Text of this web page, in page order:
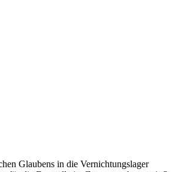
Glaubens in die Vernichtungslager